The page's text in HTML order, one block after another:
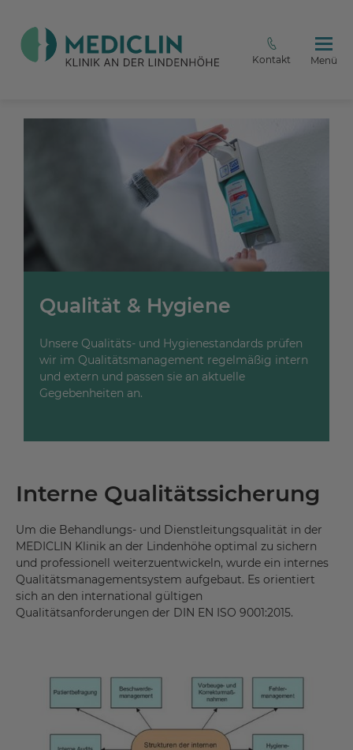
Kontakt Menü
Qualität & Hygiene
Unsere Qualitäts- und Hygienestandards prüfen
wir im Qualitätsmanagement regelmäßig intern
und extern und passen sie an aktuelle
Gegebenheiten an.
Interne Qualitätssicherung
Um die Behandlungs- und Dienstleitungsqualität in der
MEDICLIN Klinik an der Lindenhöhe optimal zu sichern
und professionell weiterzuentwickeln, wurde ein internes
Qualitätsmanagementsystem aufgebaut. Es orientiert
sich an den international gültigen
Qualitätsanforderungen der DIN EN ISO 9001:2015.